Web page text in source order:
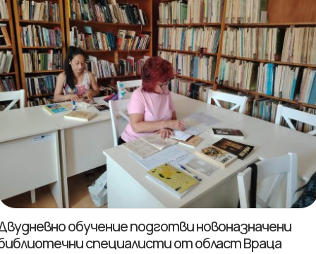
обучение подготви новоназначени
специалисти от област Враца